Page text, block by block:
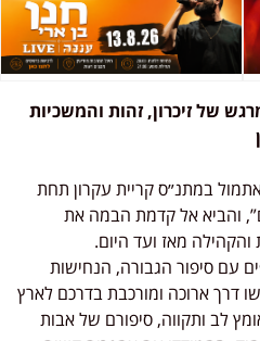
של זיכרון, זהות והמשכיות
במתנ״ס קריית עקרון תחת
והביא אל קדמת הבמה את
מאז ועד היום.
עם סיפור הגבורה, הנחישות
דרך ארוכה ומורכבת בדרכם לארץ
לב ותקווה, סיפורם של אבות